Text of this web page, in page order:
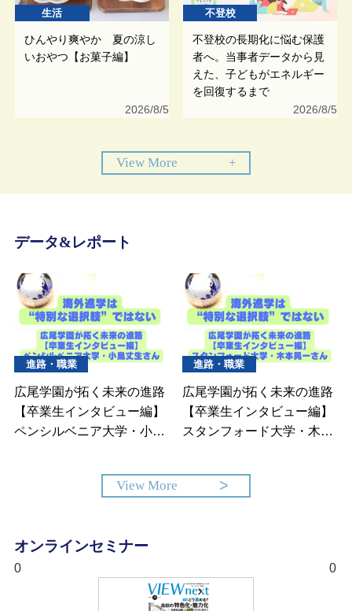
生活
ひんやり爽やか 夏の涼し
いおやつ【お菓子編】
2026/8/5
不登校
不登校の長期化に悩む保護
者へ。当事者データから見
えた、子どもがエネルギー
を回復するまで
2026/8/5
View More +
データ&レポート
進路・職業
広尾学園が拓く未来の進路
【卒業生インタビュー編】
ペンシルベニア大学・小島
進路・職業
広尾学園が拓く未来の進路
【卒業生インタビュー編】
スタンフォード大学・木本
View More
オンラインセミナー
0 0